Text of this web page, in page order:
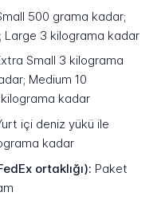
500 grama kadar;
Large 3 kilograma kadar
Small 3 kilograma
Medium 10
kadar
içi deniz yükü ile
kadar
ortaklığı): Paket